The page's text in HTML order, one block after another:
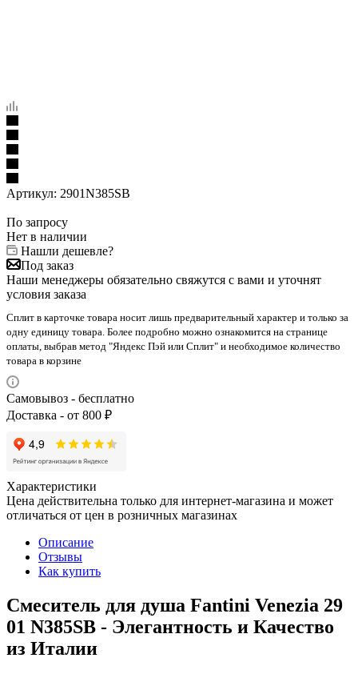
Артикул: 2901N385SB
По запросу
Нет в наличии
Нашли дешевле?
Под заказ
Наши менеджеры обязательно свяжутся с вами и уточнят
условия заказа
Сплит в карточке товара носит лишь предварительный характер и только за
одну единицу товара. Более подробно можно ознакомится на странице
оплаты, выбрав метод "Яндекс Пэй или Сплит" и необходимое количество
товара в корзине
Самовывоз - бесплатно
Доставка - от 800 ₽
Характеристики
Цена действительна только для интернет-магазина и может
отличаться от цен в розничных магазинах
Описание
Отзывы
Как купить
Смеситель для душа Fantini Venezia 29
01 N385SB - Элегантность и Качество
из Италии